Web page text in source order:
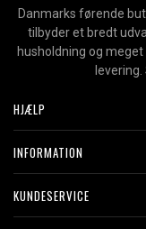
Danmarks førende
tilbyder et bredt
husholdning og
HJÆLP
INFORMATION
KUNDESERVICE